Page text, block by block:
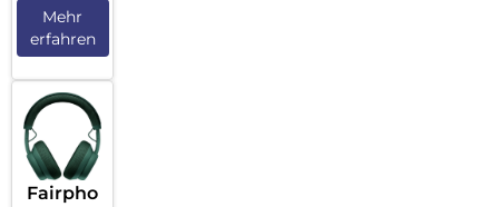
(2025)
Horizon
Mehr
erfahren
Fairpho